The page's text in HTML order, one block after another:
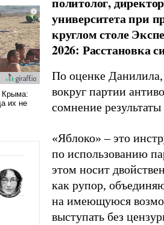
университета при
круглом столе
2026: Расстановка
По оценке Данилила,
вокруг партии
сомнение результаты
«Яблоко» – это
по использованию
этом носит
как рупор,
на имеющуюся
выступать без